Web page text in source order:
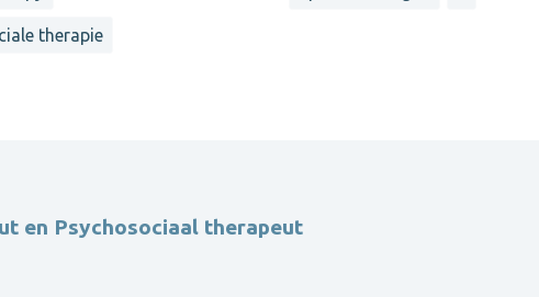
therapie
en Psychosociaal therapeut